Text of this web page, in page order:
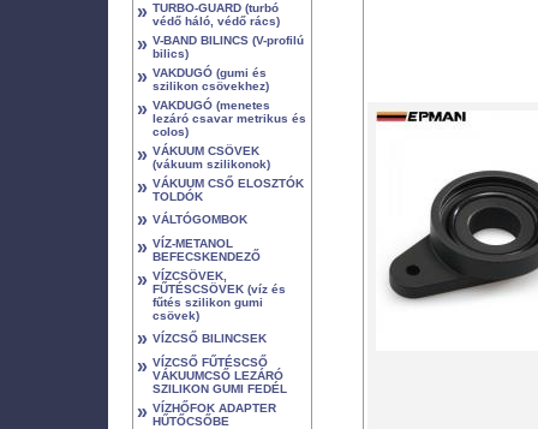
» TURBO-GUARD (turbó
védő háló, védő rács)
» V-BAND BILINCS (V-profilú
bilics)
» VAKDUGÓ (gumi és
szilikon csövekhez)
» VAKDUGÓ (menetes
lezáró csavar metrikus és
colos)
» VÁKUUM CSÖVEK
(vákuum szilikonok)
» VÁKUUM CSŐ ELOSZTÓK
TOLDÓK
» VÁLTÓGOMBOK
» VÍZ-METANOL
BEFECSKENDEZŐ
» VÍZCSÖVEK,
FŰTÉSCSÖVEK (víz és
fűtés szilikon gumi
csövek)
» VÍZCSŐ BILINCSEK
» VÍZCSŐ FŰTÉSCSŐ
VÁKUUMCSŐ LEZÁRÓ
SZILIKON GUMI FEDÉL
» VÍZHŐFOK ADAPTER
HŰTŐCSŐBE